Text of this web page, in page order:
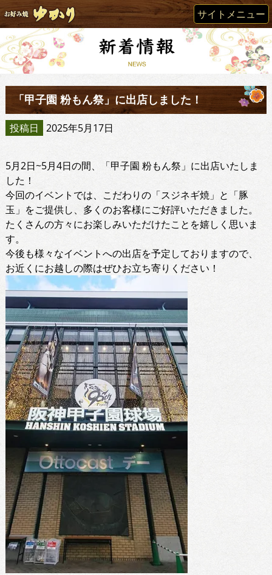
サイトメニュー
「甲子園 粉もん祭」に出店しました！
投稿日 2025年5月17日
5月2日~5月4日の間、「甲子園 粉もん祭」に出店いたしま
した！
今回のイベントでは、こだわりの「スジネギ焼」と「豚
玉」をご提供し、多くのお客様にご好評いただきました。
たくさんの方々にお楽しみいただけたことを嬉しく思いま
す。
今後も様々なイベントへの出店を予定しておりますので、
お近くにお越しの際はぜひお立ち寄りください！